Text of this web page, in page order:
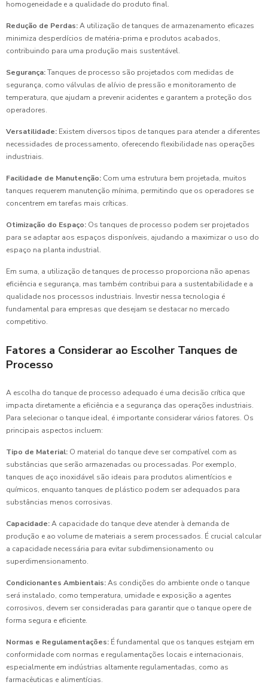
homogeneidade e a qualidade do produto final.
Redução de Perdas:A utilização de tanques de armazenamento eficazes
minimiza desperdícios de matéria-prima e produtos acabados,
contribuindo para uma produção mais sustentável.
Segurança:Tanques de processo são projetados com medidas de
segurança, como válvulas de alívio de pressão e monitoramento de
temperatura, que ajudam a prevenir acidentes e garantem a proteção dos
operadores.
Versatilidade: Existem diversos tipos de tanques para atender a diferentes
necessidades de processamento, oferecendo flexibilidade nas operações
industriais.
Facilidade de Manutenção: Com uma estrutura bem projetada, muitos
tanques requerem manutenção mínima, permitindo que os operadores se
concentrem em tarefas mais críticas.
Otimização do Espaço: Os tanques de processo podem ser projetados
para se adaptar aos espaços disponíveis, ajudando a maximizar o uso do
espaço na planta industrial.
Em suma, a utilização de tanques de processo proporciona não apenas
eficiência e segurança, mas também contribui para a sustentabilidade e a
qualidade nos processos industriais. Investir nessa tecnologia é
fundamental para empresas que desejam se destacar no mercado
competitivo.
Fatores a Considerar ao Escolher Tanques de
Processo
A escolha do tanque de processo adequado é uma decisão crítica que
impacta diretamente a eficiência e a segurança das operações industriais.
Para selecionar o tanque ideal, é importante considerar vários fatores. Os
principais aspectos incluem:
Tipo de Material: O material do tanque deve ser compatível com as
substâncias que serão armazenadas ou processadas. Por exemplo,
tanques de aço inoxidável são ideais para produtos alimentícios e
químicos, enquanto tanques de plástico podem ser adequados para
substâncias menos corrosivas.
Capacidade:A capacidade do tanque deve atender à demanda de
produção e ao volume de materiais a serem processados. É crucial calcular
a capacidade necessária para evitar subdimensionamento ou
superdimensionamento.
Condicionantes Ambientais:As condições do ambiente onde o tanque
será instalado, como temperatura, umidade e exposição a agentes
corrosivos, devem ser consideradas para garantir que o tanque opere de
forma segura e eficiente.
Normas e Regulamentações: É fundamental que os tanques estejam em
conformidade com normas e regulamentações locais e internacionais,
especialmente em indústrias altamente regulamentadas, como as
farmacêuticas e alimentícias.